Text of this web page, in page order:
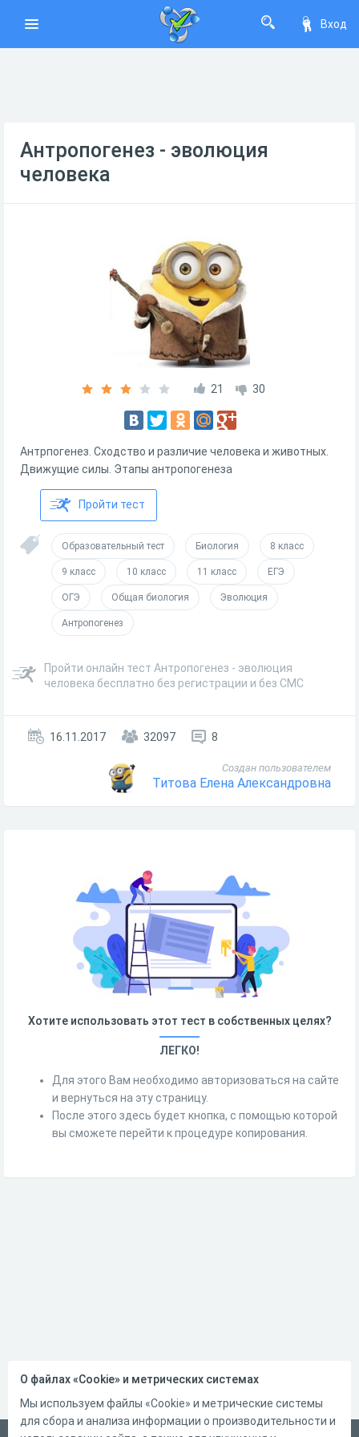
Вход
Антропогенез - эволюция
человека
21 30
Антрпогенез. Сходство и различие человека и животных.
Движущие силы. Этапы антропогенеза
Пройти тест
Образовательный тест Биология 8 класс
9 класс 10 класс 11 класс ЕГЭ
ОГЭ Общая биология Эволюция
Антропогенез
Пройти онлайн тест Антропогенез - эволюция
человека бесплатно без регистрации и без СМС
16.11.2017 32097 8
Создан пользователем
Титова Елена Александровна
Хотите использовать этот тест в собственных целях?
ЛЕГКО!
Для этого Вам необходимо авторизоваться на сайте
и вернуться на эту страницу.
После этого здесь будет кнопка, с помощью которой
вы сможете перейти к процедуре копирования.
О файлах «Cookie» и метрических системах
Мы используем файлы «Cookie» и метрические системы
для сбора и анализа информации о производительности и